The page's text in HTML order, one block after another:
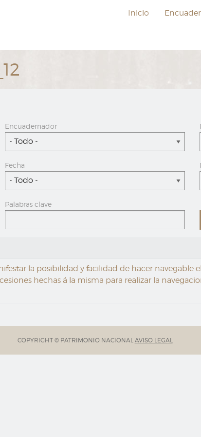
Inicio
Encuadernador
- Todo -
Fecha
- Todo -
Palabras clave
la posibilidad y facilidad de hacer navegable
hechas á la misma para realizar la
COPYRIGHT © PATRIMONIO NACIONAL AVISO LEGAL